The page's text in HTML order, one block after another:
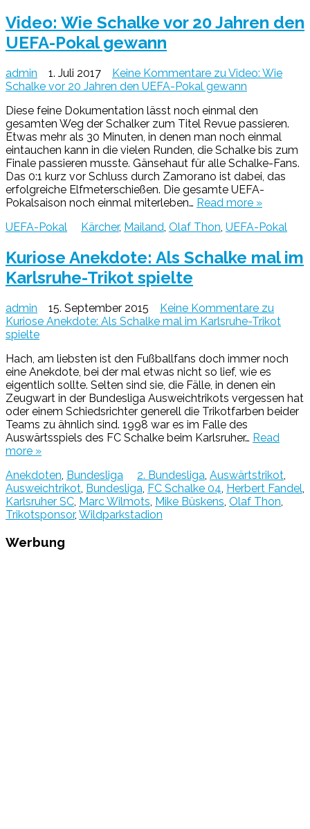
Video: Wie Schalke vor 20 Jahren den
UEFA-Pokal gewann
admin 1. Juli 2017 Keine Kommentare zu Video: Wie
Schalke vor 20 Jahren den UEFA-Pokal gewann
Diese feine Dokumentation lässt noch einmal den
gesamten Weg der Schalker zum Titel Revue passieren.
Etwas mehr als 30 Minuten, in denen man noch einmal
eintauchen kann in die vielen Runden, die Schalke bis zum
Finale passieren musste. Gänsehaut für alle Schalke-Fans.
Das 0:1 kurz vor Schluss durch Zamorano ist dabei, das
erfolgreiche Elfmeterschießen. Die gesamte UEFA-
Pokalsaison noch einmal miterleben… Read more »
UEFA-Pokal
Kärcher, Mailand, Olaf Thon, UEFA-Pokal
Kuriose Anekdote: Als Schalke mal im
Karlsruhe-Trikot spielte
admin 15. September 2015 Keine Kommentare zu
Kuriose Anekdote: Als Schalke mal im Karlsruhe-Trikot
spielte
Hach, am liebsten ist den Fußballfans doch immer noch
eine Anekdote, bei der mal etwas nicht so lief, wie es
eigentlich sollte. Selten sind sie, die Fälle, in denen ein
Zeugwart in der Bundesliga Ausweichtrikots vergessen hat
oder einem Schiedsrichter generell die Trikotfarben beider
Teams zu ähnlich sind. 1998 war es im Falle des
Auswärtsspiels des FC Schalke beim Karlsruher… Read
more »
Anekdoten, Bundesliga 2. Bundesliga, Auswärtstrikot,
Ausweichtrikot, Bundesliga, FC Schalke 04, Herbert Fandel,
Karlsruher SC, Marc Wilmots, Mike Büskens, Olaf Thon,
Trikotsponsor, Wildparkstadion
Werbung